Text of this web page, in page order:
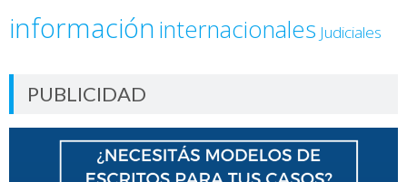
información internacionales Judiciales
PUBLICIDAD